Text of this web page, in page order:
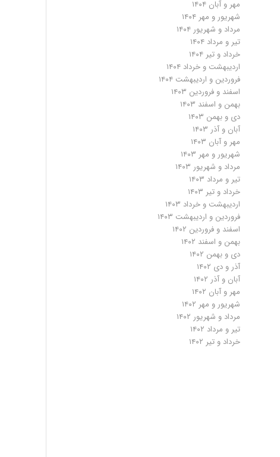
مهر و آبان ۱۴۰۴
شهریور و مهر ۱۴۰۴
مرداد و شهریور ۱۴۰۴
تیر و مرداد ۱۴۰۴
خرداد و تیر ۱۴۰۴
اردیبهشت و خرداد ۱۴۰۴
فروردین و اردیبهشت ۱۴۰۴
اسفند و فروردین ۱۴۰۳
بهمن و اسفند ۱۴۰۳
دی و بهمن ۱۴۰۳
آبان و آذر ۱۴۰۳
مهر و آبان ۱۴۰۳
شهریور و مهر ۱۴۰۳
مرداد و شهریور ۱۴۰۳
تیر و مرداد ۱۴۰۳
خرداد و تیر ۱۴۰۳
اردیبهشت و خرداد ۱۴۰۳
فروردین و اردیبهشت ۱۴۰۳
اسفند و فروردین ۱۴۰۲
بهمن و اسفند ۱۴۰۲
دی و بهمن ۱۴۰۲
آذر و دی ۱۴۰۲
آبان و آذر ۱۴۰۲
مهر و آبان ۱۴۰۲
شهریور و مهر ۱۴۰۲
مرداد و شهریور ۱۴۰۲
تیر و مرداد ۱۴۰۲
خرداد و تیر ۱۴۰۲